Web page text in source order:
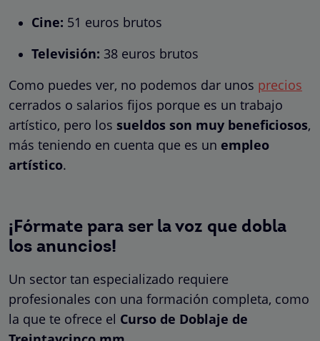
Cine: 51 euros brutos
Televisión: 38 euros brutos
Como puedes ver, no podemos dar unos precios
cerrados o salarios fijos porque es un trabajo
artístico, pero los sueldos son muy beneficiosos,
más teniendo en cuenta que es un empleo
artístico.
¡Fórmate para ser la voz que dobla
los anuncios!
Un sector tan especializado requiere
profesionales con una formación completa, como
la que te ofrece el Curso de Doblaje de